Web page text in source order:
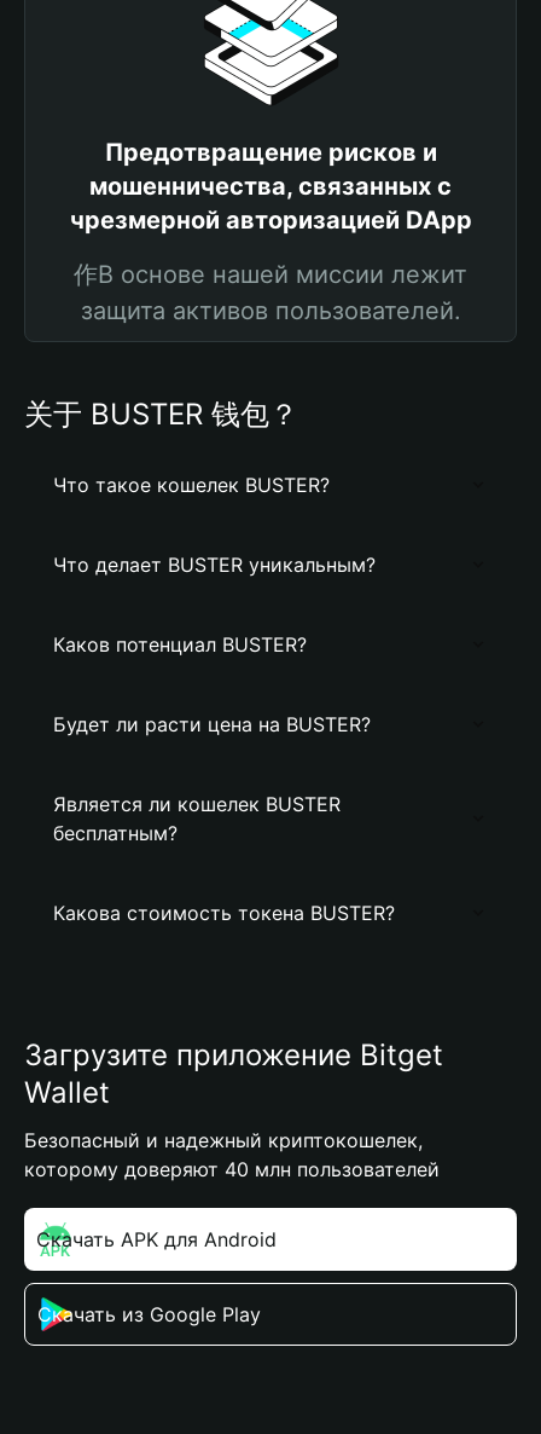
Предотвращение рисков и
мошенничества, связанных с
чрезмерной авторизацией DApp
作В основе нашей миссии лежит
защита активов пользователей.
关于 BUSTER 钱包？
Что такое кошелек BUSTER?
Что делает BUSTER уникальным?
Каков потенциал BUSTER?
Будет ли расти цена на BUSTER?
Является ли кошелек BUSTER
бесплатным?
Какова стоимость токена BUSTER?
Загрузите приложение Bitget
Wallet
Безопасный и надежный криптокошелек,
которому доверяют 40 млн пользователей
Скачать APK для Android
Скачать из Google Play